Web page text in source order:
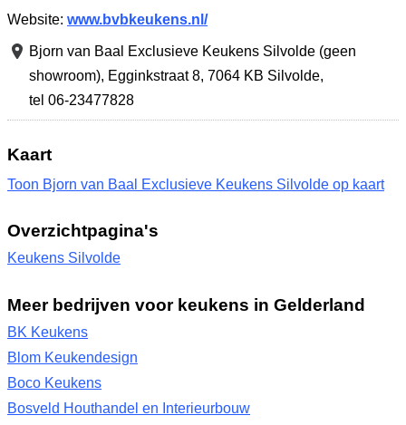
Website: www.bvbkeukens.nl/
Bjorn van Baal Exclusieve Keukens Silvolde (geen
showroom), Egginkstraat 8, 7064 KB Silvolde,
tel 06-23477828
Kaart
Toon Bjorn van Baal Exclusieve Keukens Silvolde op kaart
Overzichtpagina's
Keukens Silvolde
Meer bedrijven voor keukens in Gelderland
BK Keukens
Blom Keukendesign
Boco Keukens
Bosveld Houthandel en Interieurbouw